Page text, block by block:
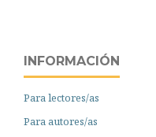
INFORMACIÓN
Para lectores/as
Para autores/as